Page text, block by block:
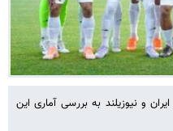
ایران و نیوزیلند به بررسی آماری این